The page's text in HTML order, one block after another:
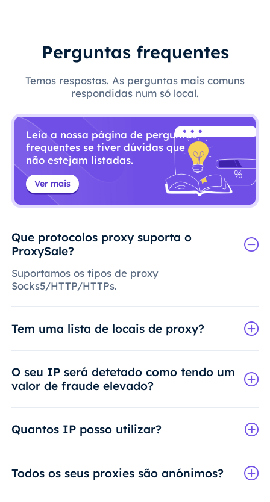
Perguntas frequentes
Temos respostas. As perguntas mais comuns
respondidas num só local.
Leia a nossa página de perguntas
frequentes se tiver dúvidas que
não estejam listadas.
Ver mais
Que protocolos proxy suporta o
ProxySale?
Suportamos os tipos de proxy
Socks5/HTTP/HTTPs.
Tem uma lista de locais de proxy?
O seu IP será detetado como tendo um
valor de fraude elevado?
Quantos IP posso utilizar?
Todos os seus proxies são anónimos?